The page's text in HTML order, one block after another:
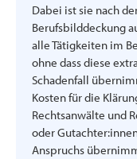
Dabei ist sie nach
Berufsbilddeckung
alle Tätigkeiten im
ohne dass diese
Schadenfall
Kosten für die
Rechtsanwälte und
oder
Anspruchs